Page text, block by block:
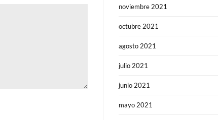
noviembre 2021
octubre 2021
agosto 2021
julio 2021
junio 2021
mayo 2021